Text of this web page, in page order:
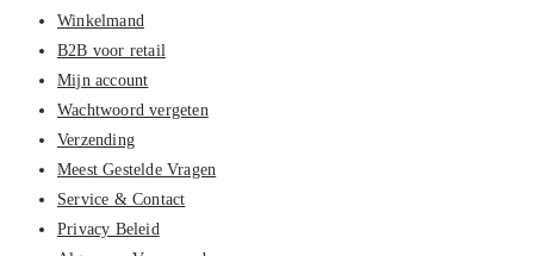
Winkelmand
B2B voor retail
Mijn account
Wachtwoord vergeten
Verzending
Meest Gestelde Vragen
Service & Contact
Privacy Beleid